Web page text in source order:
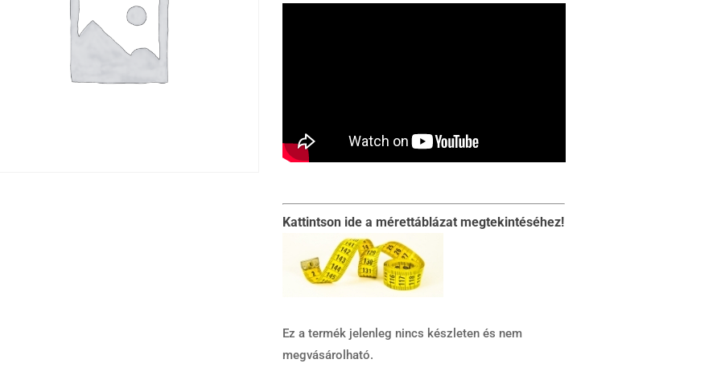
Kattintson ide a mérettáblázat megtekintéséhez!
Ez a termék jelenleg nincs készleten és nem
megvásárolható.